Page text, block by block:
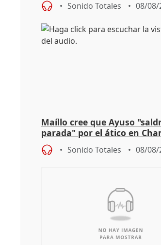
Sonido Totales 08/08/
Maíllo cree que Ayuso
parada" por el ático en
Sonido Totales 08/08/